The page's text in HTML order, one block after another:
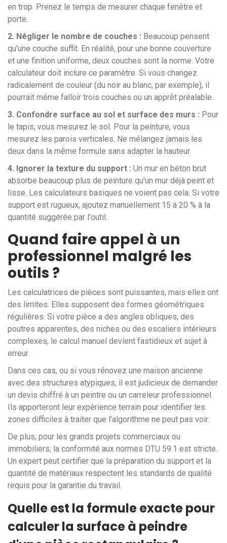
en trop. Prenez le temps de mesurer chaque fenêtre et
porte.
2. Négliger le nombre de couches : Beaucoup pensent
qu'une couche suffit. En réalité, pour une bonne couverture
et une finition uniforme, deux couches sont la norme. Votre
calculateur doit inclure ce paramètre. Si vous changez
radicalement de couleur (du noir au blanc, par exemple), il
pourrait même falloir trois couches ou un apprêt préalable.
3. Confondre surface au sol et surface des murs : Pour
le tapis, vous mesurez le sol. Pour la peinture, vous
mesurez les parois verticales. Ne mélangez jamais les
deux dans la même formule sans adapter la hauteur.
4. Ignorer la texture du support : Un mur en béton brut
absorbe beaucoup plus de peinture qu'un mur déjà peint et
lisse. Les calculateurs basiques ne voient pas cela. Si votre
support est rugueux, ajoutez manuellement 15 à 20 % à la
quantité suggérée par l'outil.
Quand faire appel à un
professionnel malgré les
outils ?
Les calculatrices de pièces sont puissantes, mais elles ont
des limites. Elles supposent des formes géométriques
régulières. Si votre pièce a des angles obliques, des
poutres apparentes, des niches ou des escaliers intérieurs
complexes, le calcul manuel devient fastidieux et sujet à
erreur.
Dans ces cas, ou si vous rénovez une maison ancienne
avec des structures atypiques, il est judicieux de demander
un devis chiffré à un peintre ou un carreleur professionnel.
Ils apporteront leur expérience terrain pour identifier les
zones difficiles à traiter que l'algorithme ne peut pas voir.
De plus, pour les grands projets commerciaux ou
immobiliers, la conformité aux normes DTU 59.1 est stricte.
Un expert peut certifier que la préparation du support et la
quantité de matériaux respectent les standards de qualité
requis pour la garantie du travail.
Quelle est la formule exacte pour
calculer la surface à peindre